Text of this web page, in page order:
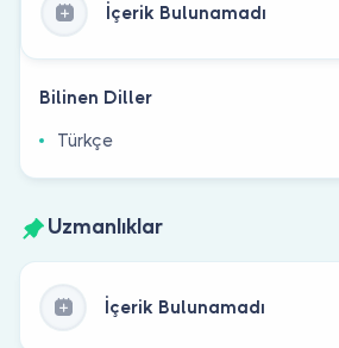
İçerik Bulunamadı
Bilinen Diller
Türkçe
Uzmanlıklar
İçerik Bulunamadı